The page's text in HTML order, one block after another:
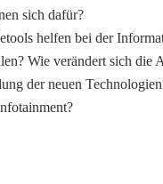
sich dafür?
helfen bei der
Wie verändert sich die
der neuen